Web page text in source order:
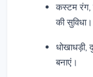
कस्टम रंग,
की सुविधा।
धोखाधड़ी,
बनाएं।